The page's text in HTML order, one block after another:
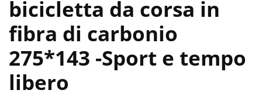
bicicletta da corsa in
fibra di carbonio
275*143 -Sport e tempo
libero